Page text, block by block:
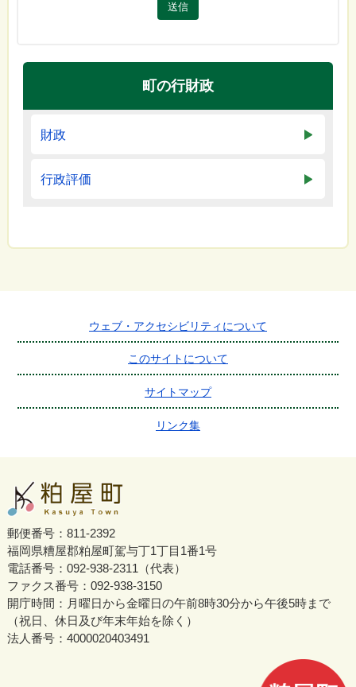
送信
町の行財政
財政
行政評価
ウェブ・アクセシビリティについて
このサイトについて
サイトマップ
リンク集
郵便番号：811-2392
福岡県糟屋郡粕屋町駕与丁1丁目1番1号
電話番号：092-938-2311（代表）
ファクス番号：092-938-3150
開庁時間：月曜日から金曜日の午前8時30分から午後5時まで
（祝日、休日及び年末年始を除く）
法人番号：4000020403491